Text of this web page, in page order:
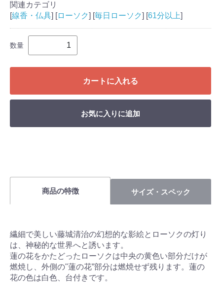
関連カテゴリ
[線香・仏具] [ローソク] [毎日ローソク] [61分以上]
数量
カートに入れる
お気に入りに追加
商品の特徴 サイズ・スペック
繊細で美しい藤城清治の幻想的な影絵とローソクの灯り
は、神秘的な世界へと誘います。
蓮の花をかたどったローソクは中央の黄色い部分だけが
燃焼し、外側の"蓮の花”部分は燃焼せず残ります。蓮の
花の色は白色、台付きです。